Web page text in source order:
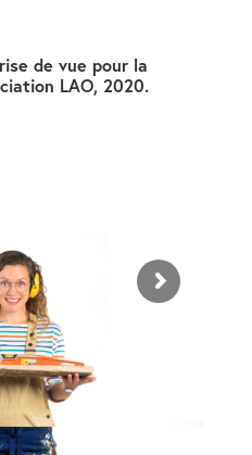
de vue pour la
LAO, 2020.